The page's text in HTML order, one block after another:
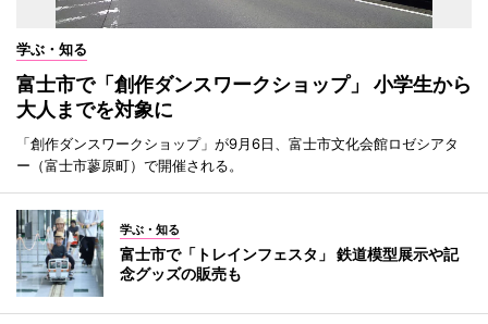
学ぶ・知る
富士市で「創作ダンスワークショップ」 小学生から
大人までを対象に
「創作ダンスワークショップ」が9月6日、富士市文化会館ロゼシアタ
ー（富士市蓼原町）で開催される。
学ぶ・知る
富士市で「トレインフェスタ」 鉄道模型展示や記
念グッズの販売も